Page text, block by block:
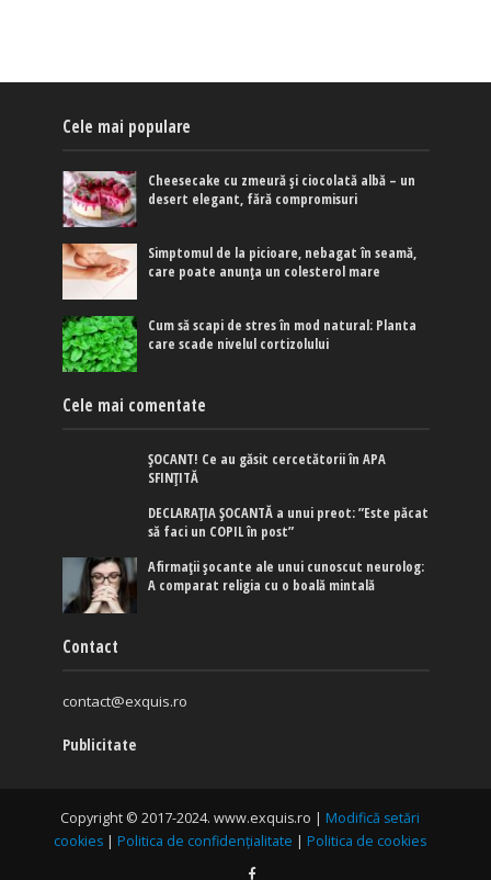
Cele mai populare
Cheesecake cu zmeură și ciocolată albă – un
desert elegant, fără compromisuri
Simptomul de la picioare, nebagat în seamă,
care poate anunța un colesterol mare
Cum să scapi de stres în mod natural: Planta
care scade nivelul cortizolului
Cele mai comentate
ȘOCANT! Ce au găsit cercetătorii în APA
SFINȚITĂ
DECLARAȚIA ȘOCANTĂ a unui preot: ”Este păcat
să faci un COPIL în post”
Afirmaţii şocante ale unui cunoscut neurolog:
A comparat religia cu o boală mintală
Contact
contact@exquis.ro
Publicitate
Copyright © 2017-2024. www.exquis.ro | Modifică setări
cookies | Politica de confidențialitate | Politica de cookies